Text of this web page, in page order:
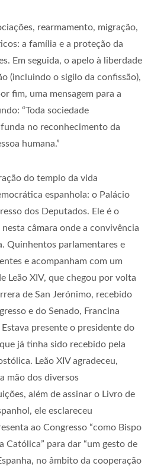
rearmamento, migração,
a família e a proteção da
Em seguida, o apelo à liberdade
(incluindo o sigilo da confissão),
fim, uma mensagem para a
“Toda sociedade
no reconhecimento da
humana.”
do templo da vida
espanhola: o Palácio
dos Deputados. Ele é o
câmara onde a convivência
Quinhentos parlamentares e
e acompanham com um
Leão XIV, que chegou por volta
de San Jerónimo, recebido
e do Senado, Francina
presente o presidente do
já tinha sido recebido pela
Leão XIV agradeceu,
mão dos diversos
além de assinar o Livro de
ele esclareceu
ao Congresso “como Bispo
Católica” para dar “um gesto de
no âmbito da cooperação